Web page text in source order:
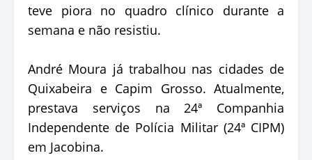
teve piora no quadro clínico durante a
semana e não resistiu.
André Moura já trabalhou nas cidades de
Quixabeira e Capim Grosso. Atualmente,
prestava serviços na 24ª Companhia
Independente de Polícia Militar (24ª CIPM)
em Jacobina.